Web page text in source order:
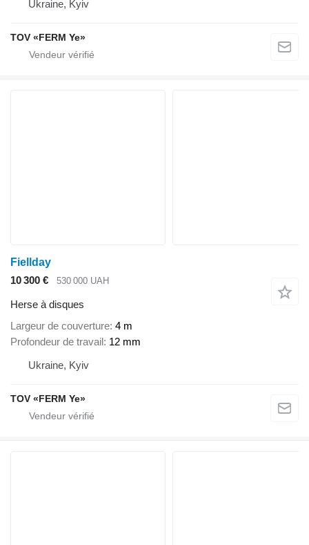
Ukraine, Kyiv
TOV «FERM Ye»
Fiellday
10 300 €
530 000 UAH
Herse à disques
Largeur de couverture 4 m
Profondeur de travail 12 mm
Ukraine, Kyiv
TOV «FERM Ye»